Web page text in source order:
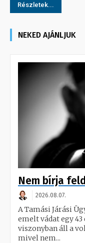
Részletek...
NEKED AJÁNLJUK
Nem bírja
2026.08.07.
A Tamási Járási
emelt vádat egy
viszonyban áll a
mivel nem...